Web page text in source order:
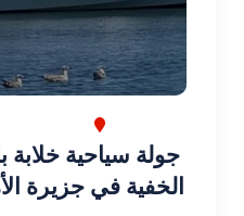
جولة سياحية خلابة
الخفية في جزيرة